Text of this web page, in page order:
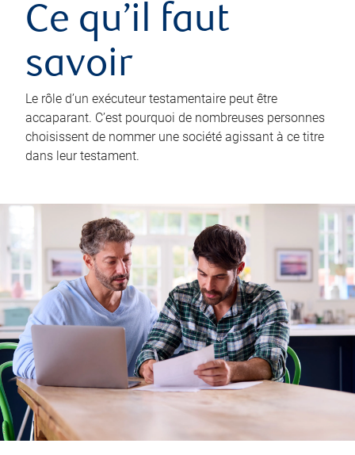
Ce qu’il faut
savoir
Le rôle d’un exécuteur testamentaire peut être
accaparant. C’est pourquoi de nombreuses personnes
choisissent de nommer une société agissant à ce titre
dans leur testament.